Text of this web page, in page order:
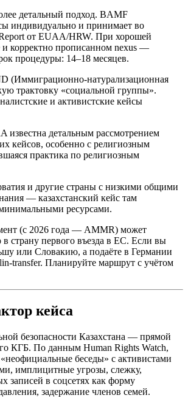
детальный подход. BAMF
индивидуально и принимает во
от EUAA/HRW. При хорошей
и корректно прописанном nexus —
процедуры: 14–18 месяцев.
(Иммиграционно-натурализационная
трактовку «социальной группы».
и активистские кейсы
известна детальным рассмотрением
кейсов, особенно с религиозным
практика по религиозным
и другие страны с низкими общими
— казахстанский кейс там
минимальными ресурсами.
(с 2026 года — AMMR) может
в страну первого въезда в ЕС. Если вы
или Словакию, а подаёте в Германии
transfer. Планируйте маршрут с учётом
кейса
безопасности Казахстана — прямой
КГБ. По данным Human Rights Watch,
беседы» с активистами
имплицитные угрозы, слежку,
записей в соцсетях как форму
задержание членов семей.